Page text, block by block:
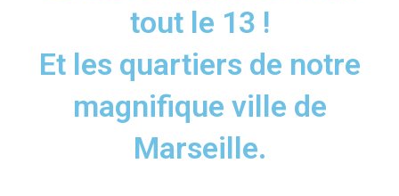
tout le 13 !
Et les quartiers de notre
magnifique ville de
Marseille.